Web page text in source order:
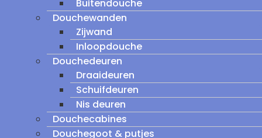
Buitendouche
Douchewanden
Zijwand
Inloopdouche
Douchedeuren
Draaideuren
Schuifdeuren
Nis deuren
Douchecabines
Douchegoot & putjes